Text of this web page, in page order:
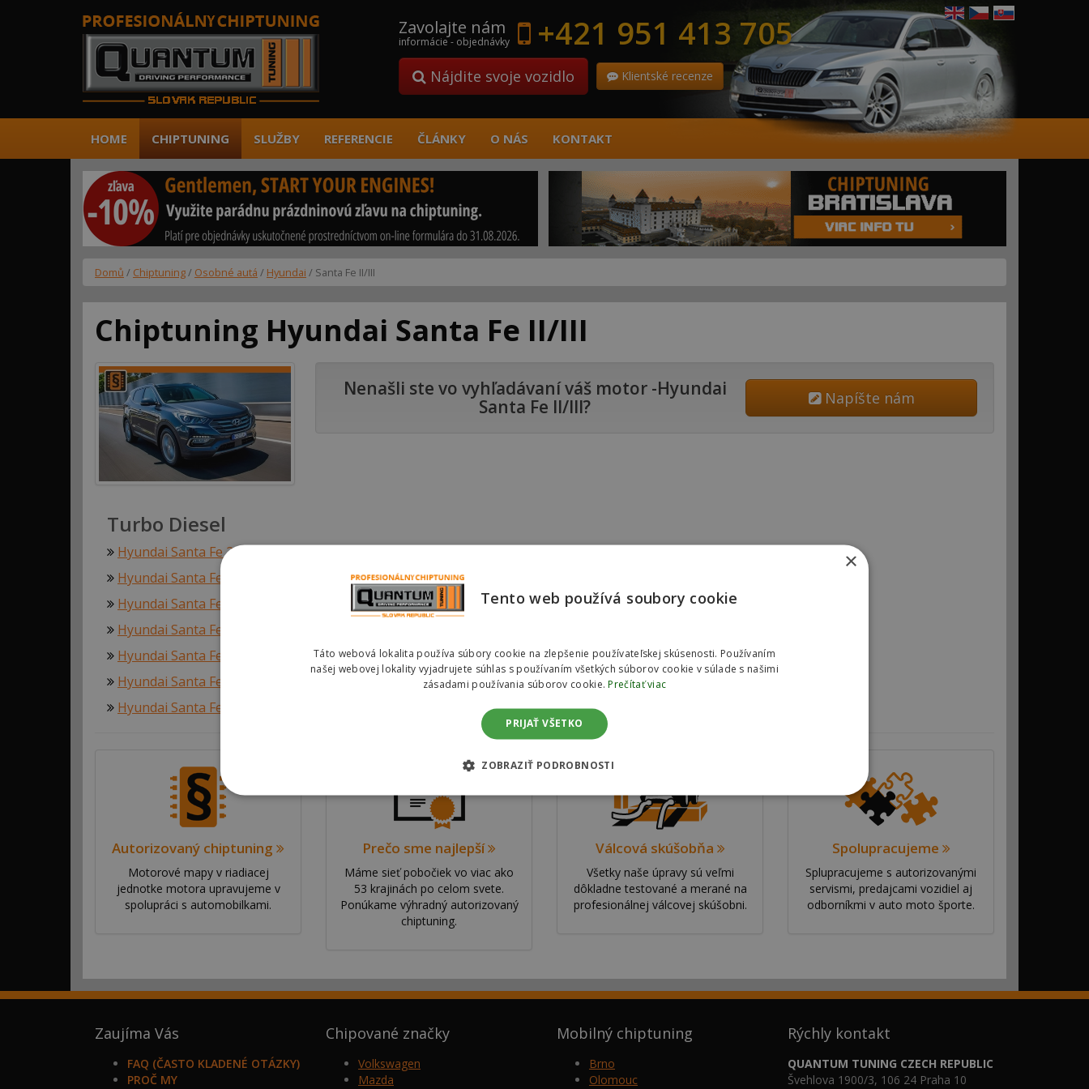
Zavolajte nám
informácie - objednávky +421 951 413 705
Nájdite svoje vozidlo Klientské recenze
HOME CHIPTUNING SLUŽBY REFERENCIE ČLÁNKY O NÁS KONTAKT
Domů / Chiptuning/ Osobné autá / Hyundai / Santa Fe II/III
Chiptuning Hyundai Santa Fe II/III
Nenašli ste vo vyhľadávaní váš motor -Hyundai
Santa Fe II/III?
Napíšte nám
Turbo Diesel
Hyundai Santa Fe 2.0 CRDi 107kw (145hp)
Hyundai Santa Fe 2.0 CRDi 83kw (113hp)
Hyundai Santa Fe 2.0 CRDi 92kw (125hp)
Hyundai Santa Fe 2.2 CRDi 110kw (150hp)
Hyundai Santa Fe 2.2 CRDi 114kw (155hp)
Hyundai Santa Fe 2.2 CRDi 145kw (197hp)
Hyundai Santa Fe 2.2 CRDi 147kw (200hp)
Autorizovaný chiptuning
Motorové mapy v riadiacej
jednotke motora upravujeme v
spolupráci s automobilkami.
Prečo sme najlepší
Máme sieť pobočiek vo viac ako
53 krajinách po celom svete.
Ponúkame výhradný autorizovaný
chiptuning.
Válcová skúšobňa
Všetky naše úpravy sú veľmi
dôkladne testované a merané na
profesionálnej válcovej skúšobni.
Spolupracujeme
Splupracujeme s autorizovanými
servismi, predajcami vozidiel aj
odborníkmi v auto moto športe.
Zaujíma Vás
FAQ (ČASTO KLADENÉ OTÁZKY)
PROČ MY
Chipované značky
Volkswagen
Mazda
Mobilný chiptuning
Brno
Olomouc
Rýchly kontakt
QUANTUM TUNING CZECH REPUBLIC
Švehlova 1900/3, 106 24 Praha 10
×
Tento web používá soubory cookie
Táto webová lokalita používa súbory cookie na zlepšenie používateľskej skúsenosti. Používaním
našej webovej lokality vyjadrujete súhlas s používaním všetkých súborov cookie v súlade s našimi
zásadami používania súborov cookie.Prečítať viac
PRIJAŤ VŠETKO
ZOBRAZIŤ PODROBNOSTI